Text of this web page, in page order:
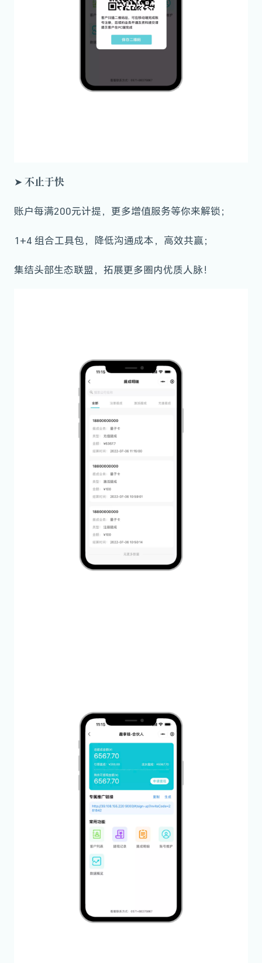
➤ 不止于快
账户每满200元计提，更多增值服务等你来解锁；
1+4 组合工具包，降低沟通成本，高效共赢；
集结头部生态联盟，拓展更多圈内优质人脉！